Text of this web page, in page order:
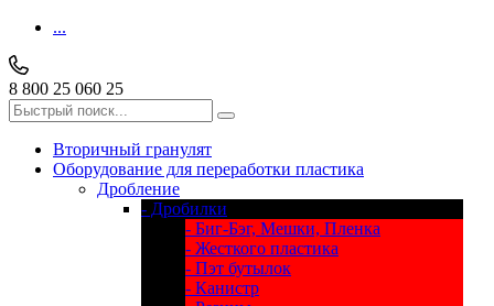
...
8 800 25 060 25
Вторичный гранулят
Оборудование для переработки пластика
Дробление
- Дробилки
- Биг-Бэг, Мешки, Пленка
- Жесткого пластика
- Пэт бутылок
- Канистр